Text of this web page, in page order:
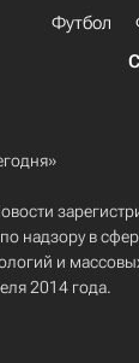
Футбол
надзору в
и
2014 года.